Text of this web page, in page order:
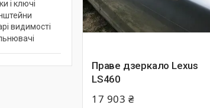
Праве дзеркало Lexus
LS460
17 903 ₴
і ключі
видимості